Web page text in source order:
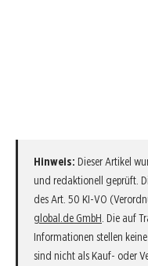
Hinweis: Dieser Artikel
und redaktionell geprüft.
des Art. 50 KI-VO
global.de GmbH . Die auf
Informationen stellen
sind nicht als Kauf- oder